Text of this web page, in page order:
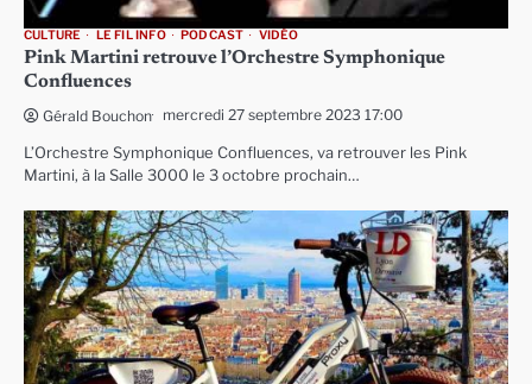
CULTURE LE FIL INFO PODCAST VIDÉO
Pink Martini retrouve l’Orchestre Symphonique
Confluences
Gérald Bouchon mercredi 27 septembre 2023 17:00
L’Orchestre Symphonique Confluences, va retrouver les Pink
Martini, à la Salle 3000 le 3 octobre prochain…